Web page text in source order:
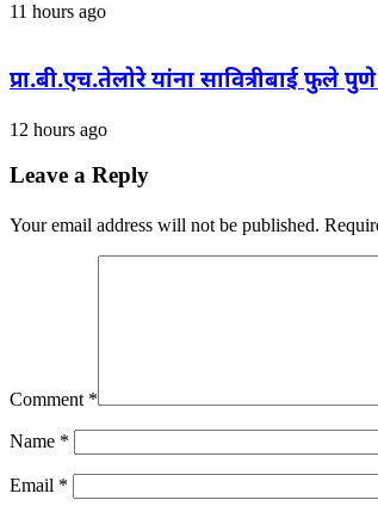
11 hours ago
प्रा.बी.एच.तेलोरे यांना सावित्रीबाई फुले
12 hours ago
Leave a Reply
Your email address will not be published.
Comment *
Name *
Email *